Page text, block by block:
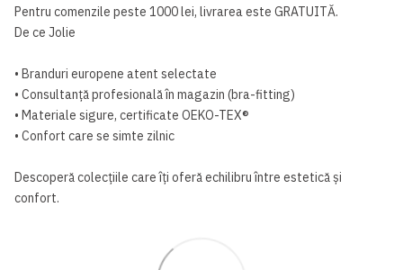
Pentru comenzile peste 1000 lei, livrarea este GRATUITĂ.
De ce Jolie
• Branduri europene atent selectate
• Consultanță profesională în magazin (bra-fitting)
• Materiale sigure, certificate OEKO-TEX®
• Confort care se simte zilnic
Descoperă colecțiile care îți oferă echilibru între estetică și
confort.